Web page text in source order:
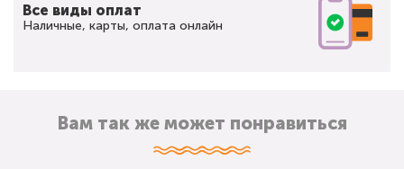
Все виды оплат
Наличные, карты, оплата онлайн
Вам так же может понравиться